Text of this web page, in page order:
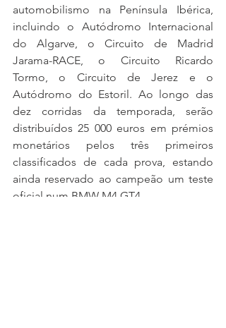
automobilismo na Península Ibérica,
incluindo o Autódromo Internacional
do Algarve, o Circuito de Madrid
Jarama-RACE, o Circuito Ricardo
Tormo, o Circuito de Jerez e o
Autódromo do Estoril. Ao longo das
dez corridas da temporada, serão
distribuídos 25 000 euros em prémios
monetários pelos três primeiros
classificados de cada prova, estando
ainda reservado ao campeão um teste
oficial num BMW M4 GT4.